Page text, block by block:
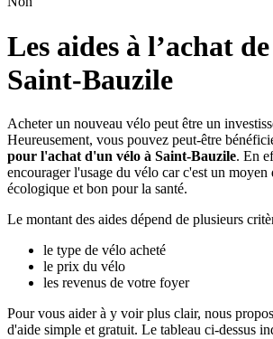
Les aides à l’achat
Saint-Bauzile
Acheter un nouveau vélo peut être un
Heureusement, vous pouvez peut-être
pour l'achat d'un vélo à Saint-Bauzile. En
encourager l'usage du vélo car c'est un moyen
écologique et bon pour la santé.
Le montant des aides dépend de plusieurs
le type de vélo acheté
le prix du vélo
les revenus de votre foyer
Pour vous aider à y voir plus clair, nous
d'aide simple et gratuit. Le tableau ci-dessus